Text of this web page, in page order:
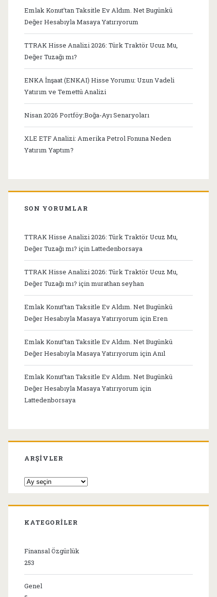
Emlak Konut’tan Taksitle Ev Aldım. Net Bugünkü
Değer Hesabıyla Masaya Yatırıyorum
TTRAK Hisse Analizi 2026: Türk Traktör Ucuz Mu,
Değer Tuzağı mı?
ENKA İnşaat (ENKAI) Hisse Yorumu: Uzun Vadeli
Yatırım ve Temettü Analizi
Nisan 2026 Portföy:Boğa-Ayı Senaryoları
XLE ETF Analizi: Amerika Petrol Fonuna Neden
Yatırım Yaptım?
SON YORUMLAR
TTRAK Hisse Analizi 2026: Türk Traktör Ucuz Mu,
Değer Tuzağı mı? içinLattedenborsaya
TTRAK Hisse Analizi 2026: Türk Traktör Ucuz Mu,
Değer Tuzağı mı? içinmurathan seyhan
Emlak Konut’tan Taksitle Ev Aldım. Net Bugünkü
Değer Hesabıyla Masaya Yatırıyorum içinEren
Emlak Konut’tan Taksitle Ev Aldım. Net Bugünkü
Değer Hesabıyla Masaya Yatırıyorum içinAnıl
Emlak Konut’tan Taksitle Ev Aldım. Net Bugünkü
Değer Hesabıyla Masaya Yatırıyorum için
Lattedenborsaya
ARŞIVLER
Arşivler
KATEGORILER
Finansal Özgürlük
253
Genel